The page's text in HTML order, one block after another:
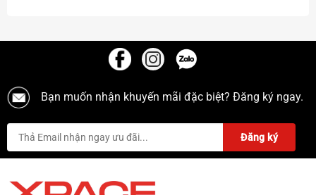
Bạn muốn nhận khuyến mãi đặc biệt? Đăng ký ngay.